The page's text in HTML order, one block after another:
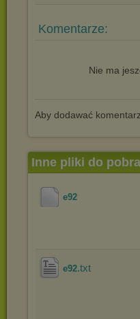
Komentarze:
Nie ma
Aby dodawać
Inne pliki do
e92
e92.txt